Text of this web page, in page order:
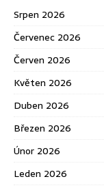
Srpen 2026
Červenec 2026
Červen 2026
Květen 2026
Duben 2026
Březen 2026
Únor 2026
Leden 2026